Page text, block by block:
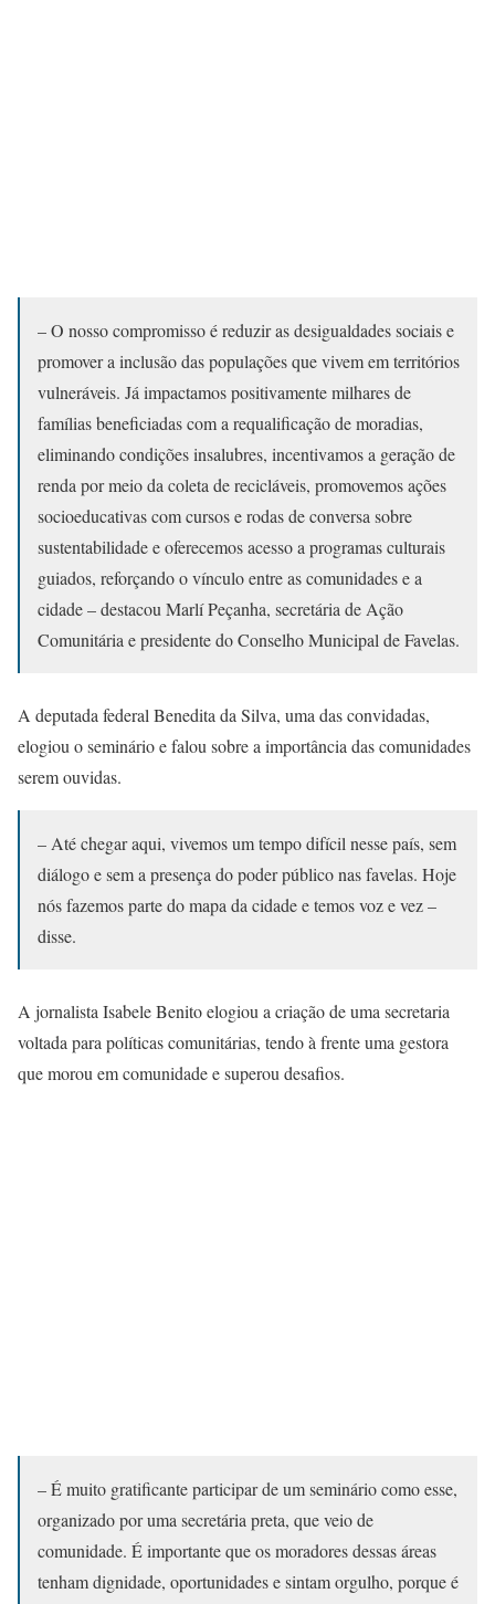
– O nosso compromisso é reduzir as desigualdades sociais e
promover a inclusão das populações que vivem em territórios
vulneráveis. Já impactamos positivamente milhares de
famílias beneficiadas com a requalificação de moradias,
eliminando condições insalubres, incentivamos a geração de
renda por meio da coleta de recicláveis, promovemos ações
socioeducativas com cursos e rodas de conversa sobre
sustentabilidade e oferecemos acesso a programas culturais
guiados, reforçando o vínculo entre as comunidades e a
cidade – destacou Marlí Peçanha, secretária de Ação
Comunitária e presidente do Conselho Municipal de Favelas.
A deputada federal Benedita da Silva, uma das convidadas,
elogiou o seminário e falou sobre a importância das comunidades
serem ouvidas.
– Até chegar aqui, vivemos um tempo difícil nesse país, sem
diálogo e sem a presença do poder público nas favelas. Hoje
nós fazemos parte do mapa da cidade e temos voz e vez –
disse.
A jornalista Isabele Benito elogiou a criação de uma secretaria
voltada para políticas comunitárias, tendo à frente uma gestora
que morou em comunidade e superou desafios.
– É muito gratificante participar de um seminário como esse,
organizado por uma secretária preta, que veio de
comunidade. É importante que os moradores dessas áreas
tenham dignidade, oportunidades e sintam orgulho, porque é